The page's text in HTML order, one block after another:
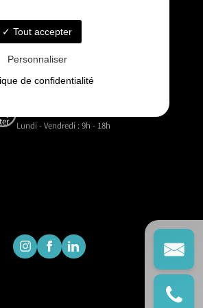
contact@gd-drones-services.fr
Horaires
Lundi - Vendredi : 9h - 18h
Tout accepter
Personnaliser
de confidentialité